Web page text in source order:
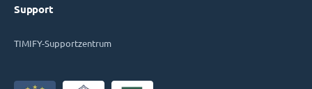
Support
TIMIFY-Supportzentrum